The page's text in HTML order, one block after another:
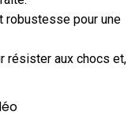
robustesse pour une
résister aux chocs et,